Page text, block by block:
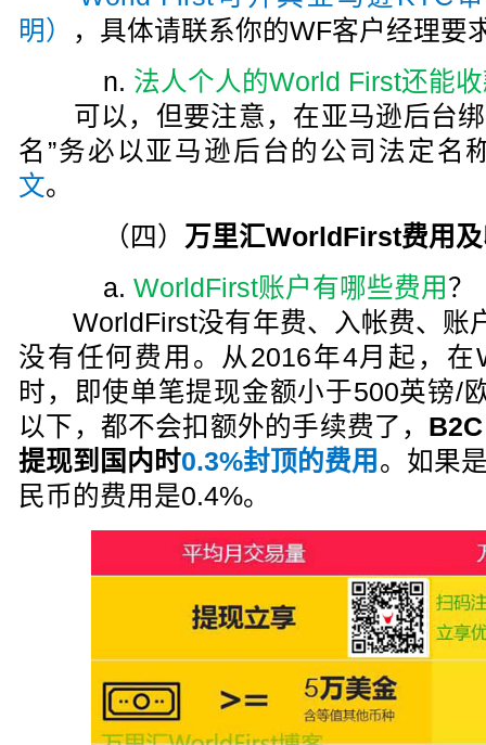
明）
，具体请联系你的WF客户经理要
n. 法人个人的World First还能
可以，但要注意，在亚马逊后台绑
名”务必以亚马逊后台的公司法定名
文。
（四） 万里汇WorldFirst费用
a.WorldFirst账户有哪些费用 ？
WorldFirst没有年费、入帐费、账
没有任何费用。从2016年4月起，在
时，即使单笔提现金额小于500英镑/
以下，都不会扣额外的手续费了，
提现到国内时0.3%封顶的费用 。如果
民币的费用是0.4%。